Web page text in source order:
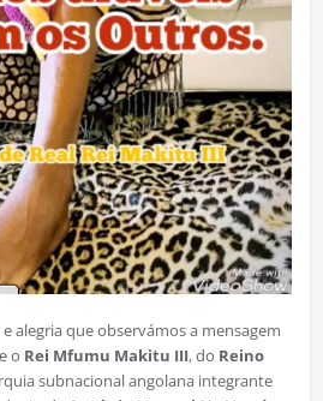
alegria que observámos a mensagem
o Rei Mfumu Makitu III, do Reino
subnacional angolana integrante